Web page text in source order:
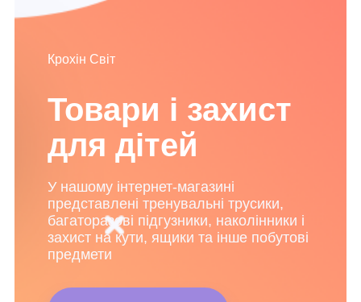
Крохін Світ
Товари і захист
для дітей
У нашому інтернет-магазині
представлені тренувальні трусики,
багаторазові підгузники, наколінники і
захист на кути, ящики та інше побутові
предмети